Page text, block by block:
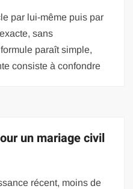
par lui-même puis par
sans
paraît simple,
consiste à confondre
un mariage civil
récent, moins de